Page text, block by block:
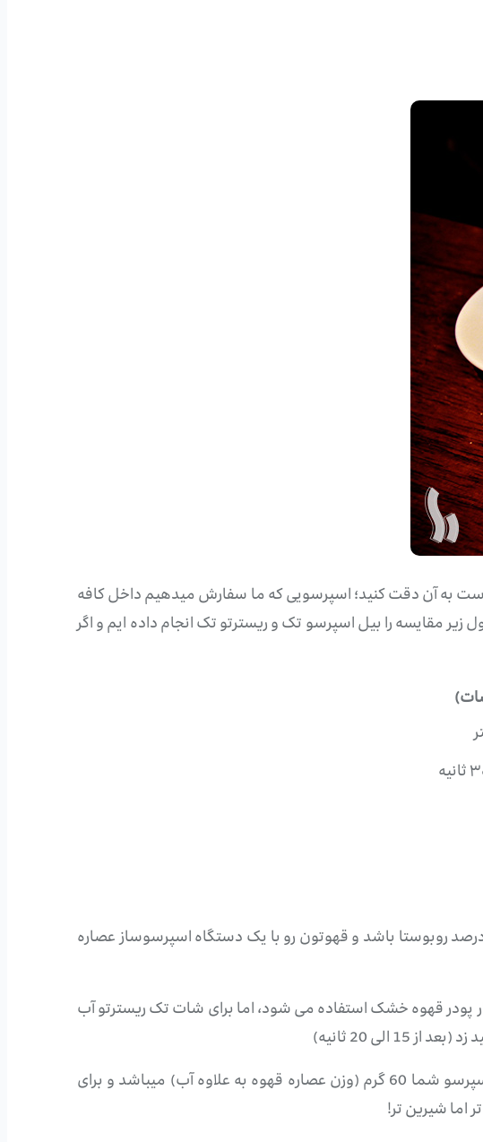
است به آن دقت کنید؛ اسپرسویی که ما سفارش میدهیم داخل کافه
و تک میباشد؛ ما در جدول زیر مقایسه را بیل اسپرسو تک و ریسترتو تک انجام داده ایم و اگر
کنید در این جدول مقایسه نوعی پودر قهوه یکسان در نظر گرفته شده است یعنی اگر پودر شما 100 درصد روبوستا باشد و قهوتون رو با یک دستگاه اسپرسوساز عصاره
پودر قهوه خشک استفاده می شود، اما برای شات تک ریسترتو آب
20 ثانیه)
اگر اسپرسو شما دوبل باشد در حدود از 15 گرم پودر قهوه استفاده خواهید کرد و حجم عصاره خروجی اسپرسو شما 60 گرم (وزن عصاره قهوه به علاوه آب) میباشد و برای